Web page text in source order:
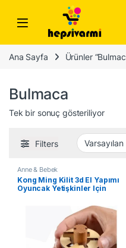
Skip to navigation
Ana Sayfa Ürünler
Bulmaca
Tek bir sonuç gösteriliyor
Filters
Anne & Bebek
Kong Ming Kilit 3d El Yapımı
Oyuncak Yetişkinler Için